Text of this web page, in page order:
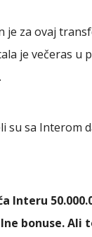
je za ovaj
je večeras u
su sa Interom
Interu
bonuse. Ali